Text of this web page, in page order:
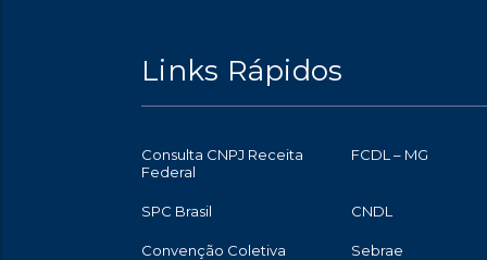
Links Rápidos
Consulta CNPJ Receita
Federal
FCDL – MG
SPC Brasil CNDL
Convenção Coletiva Sebrae